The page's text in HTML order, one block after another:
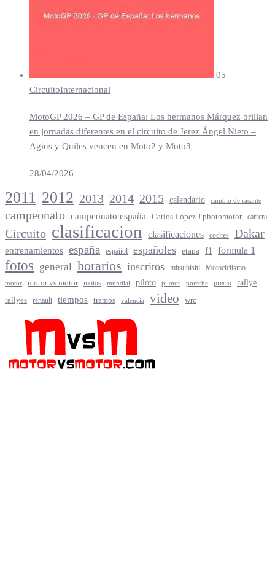
05
CircuitoInternacional
MotoGP 2026 – GP de España: Los hermanos Márquez brillan
en jornadas diferentes en el circuito de Jerez Ángel Nieto –
Agius y Quiles vencen en Moto2 y Moto3
28/04/2026
2011 2012 2013 2014 2015 calendario cambio de rasante
campeonato campeonato españa Carlos López J.photomotor carrera
Circuito clasificacion clasificaciones coches Dakar
entrenamientos españa español españoles etapa f1 formula 1
fotos general horarios inscritos mitsubishi Motociclismo
motor motor vs motor motos mundial piloto pilotos porsche precio rallye
rallyes renault tiempos tramos valencia video wrc